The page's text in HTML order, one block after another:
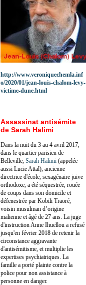
http://www.veroniquechemla.inf
o/2020/01/jean-louis-chalom-levy-
victime-dune.html
Assassinat antisémite
de Sarah Halimi
Dans la nuit du 3 au 4 avril 2017,
dans le quartier parisien de
Belleville, Sarah Halimi (appelée
aussi Lucie Attal), ancienne
directrice d'école, sexagénaire juive
orthodoxe, a été séquestrée, rouée
de coups dans son domicile et
défenestrée par Kobili Traoré,
voisin musulman d’origine
malienne et âgé de 27 ans. La juge
d'instruction Anne Ihuellou a refusé
jusqu'en février 2018 de retenir la
circonstance aggravante
d'antisémitisme, et multiplie les
expertises psychiatriques. La
famille a porté plainte contre la
police pour non assistance à
personne en danger.